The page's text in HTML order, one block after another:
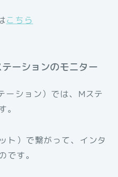
こちら
ーションのモニター
ーション）では、Mステ
。
ト）で繋がって、インタ
です。